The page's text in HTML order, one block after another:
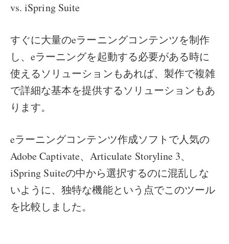
vs. iSpring Suite
すぐに大量のeラーニングコンテンツを制作
し、eラーニングを起動する必要がある時に
使えるソリューションもあれば、製作で複雑
で詳細な基本を提供するソリューションもあ
ります。
eラーニングコンテンツ作成ソフトで人気の
Adobe Captivate、Articulate Storyline 3、
iSpring Suiteの中から選択するのに混乱しな
いように、独特な機能という点でこのツール
を比較しました。